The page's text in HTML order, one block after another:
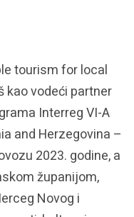
tourism for local
kao vodeći partner
Interreg VI-A
and Herzegovina –
2023. godine, a
županijom,
Novog i